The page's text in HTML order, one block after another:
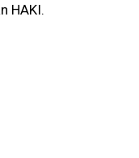
HAKI.